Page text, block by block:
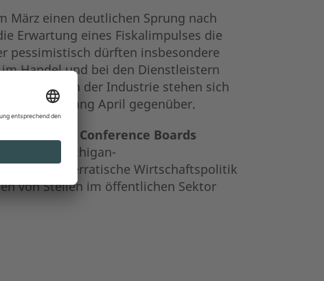
März einen deutlichen Sprung nach
Erwartung eines Fiskalimpulses die
pessimistisch dürften insbesondere
Handel und bei den Dienstleistern
zeigen. In der Industrie stehen sich
ab Anfang April gegenüber.
des Conference Boards
Michigan-
98,3). Die erratische Wirtschaftspolitik
von Stellen im öffentlichen Sektor